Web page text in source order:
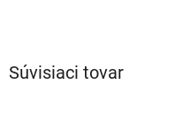
Súvisiaci tovar